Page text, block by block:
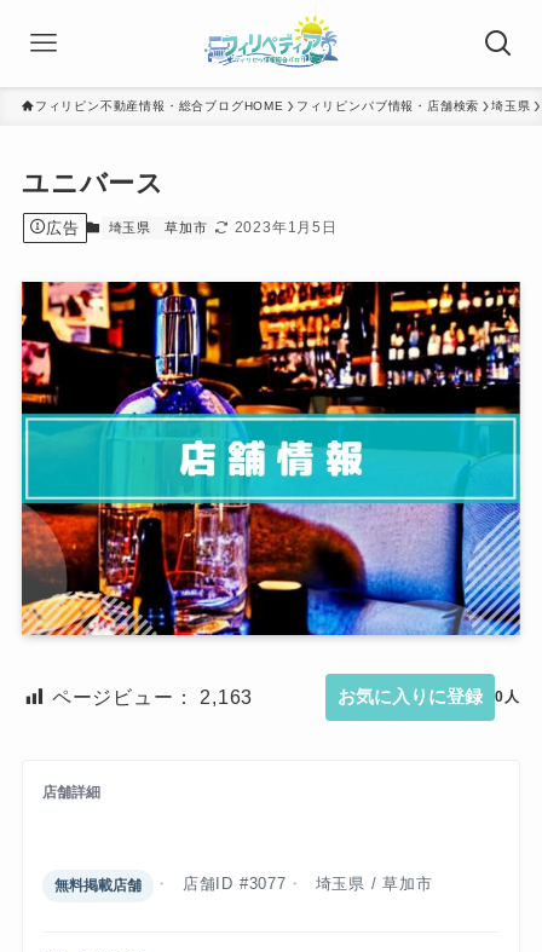
フィリピン不動産情報・総合ブログHOME フィリピンパブ情報・店舗検索 埼玉県
ユニバース
広告 埼玉県 草加市 2023年1月5日
ページビュー： 2,163 お気に入りに登録 0人
店舗詳細
無料掲載店舗 店舗ID #3077 埼玉県 / 草加市